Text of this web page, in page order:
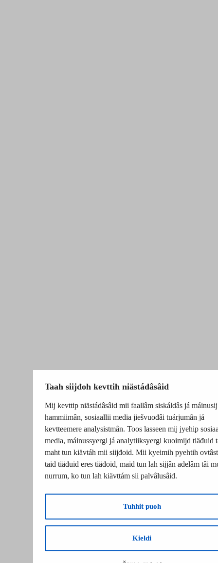
Taah siijđoh kevttih niästádâsâid
Mij kevttip niästádâsâid mii faallâm siskáldâs já máinusij
hammiimân, sosiaallii media jiešvuođâi tuárjumân já
kevtteemere analysistmân. Toos lasseen mij jyehip
media, máinussyergi já analytiiksyergi kuoimijd tiäđuid
maht tun kiävtáh mii siijđoid. Mii kyeimih pyehtih
taid tiäđuid eres tiäđoid, maid tun lah sijjân adelâm tâi
nurrum, ko tun lah kiävttám sii palvâlusâid.
Tuhhit puoh
Kieldi